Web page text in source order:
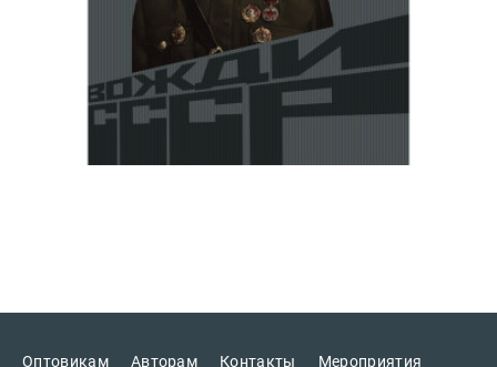
Оптовикам Авторам Контакты Мероприятия